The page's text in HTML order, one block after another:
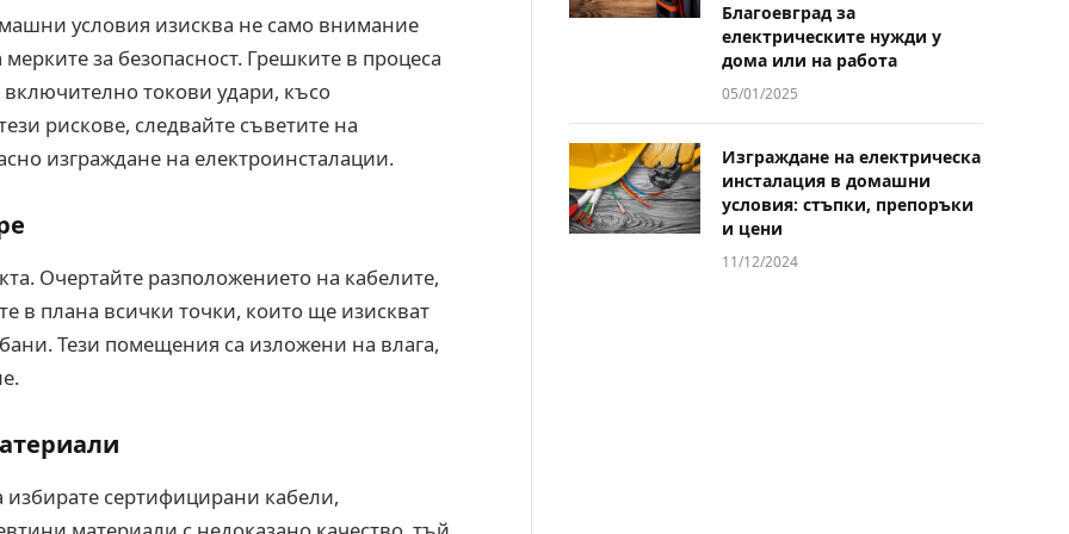
условия изисква не само внимание
за безопасност. Грешките в процеса
токови удари, късо
рискове, следвайте съветите на
изграждане на електроинсталации.
Очертайте разположението на кабелите,
в плана всички точки, които ще изискват
Тези помещения са изложени на влага,
сертифицирани кабели,
Благоевград за
електрическите нужди у
дома или на работа
05/01/2025
Изграждане на електрическа
инсталация в домашни
условия: стъпки, препоръки
и цени
11/12/2024